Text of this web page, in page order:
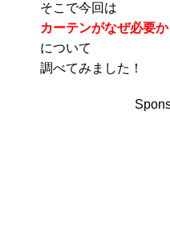
そこで今回は
カーテンがなぜ必要か
について
調べてみました！